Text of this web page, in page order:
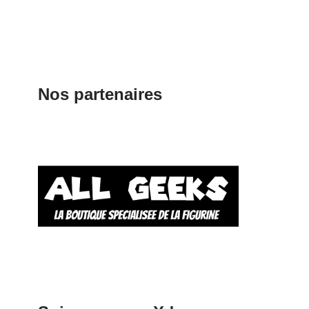
Nos partenaires